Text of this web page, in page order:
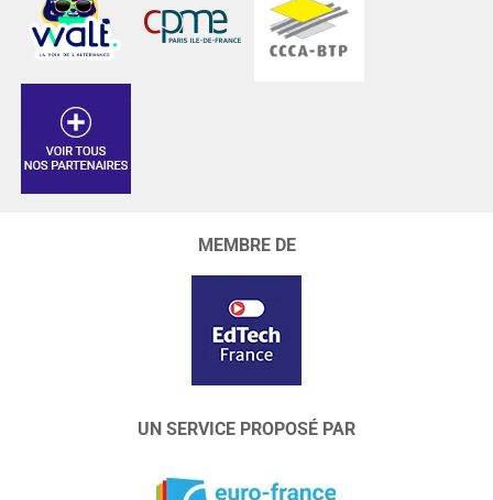
MEMBRE DE
UN SERVICE PROPOSÉ PAR